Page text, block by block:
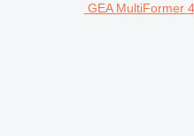
GEA MultiFormer